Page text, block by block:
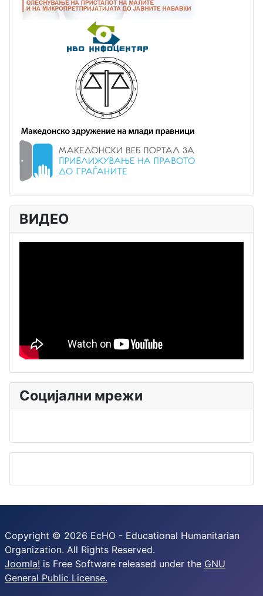
ВИДЕО
Социјални мрежи
Copyright © 2026 EcHO - Educational Humanitarian
Organization. All Rights Reserved.
Joomla! is Free Software released under the GNU
General Public License.